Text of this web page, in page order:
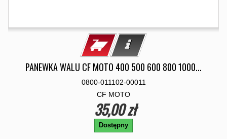
PANEWKA WALU CF MOTO 400 500 600 800 1000...
0800-011102-00011
CF MOTO
35,00 zł
Dostępny